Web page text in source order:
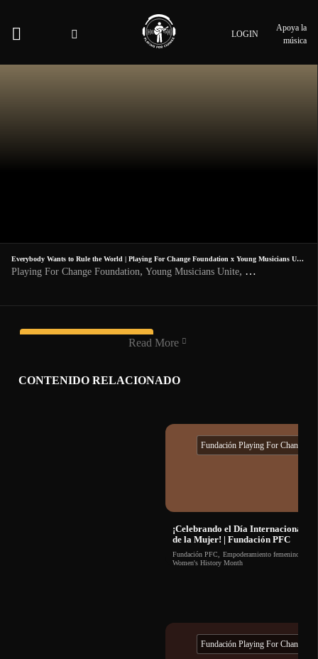
LOGIN
Apoya la
música
Everybody Wants to Rule the World | Playing For Change Foundation x Young Musicians Unite
Playing For Change Foundation, Young Musicians Unite, Tears For Fears
Become a Member
han unido para reinventar el icónico clásico de Tears for
Fears, "Everybody Wants to Rule the World."
demostrando cómo el acceso a la educación musical impulsa
“Everybody Wants to Rule the World”
Escrita por: Roland Orzabal, Ian Stanley, Chris Hughes
Arreglos por: Lucas Apostoleris, Jason Matthews, Cristian Acevedo,
Read More
CONTENIDO RELACIONADO
Fundación Playing For Change
¡Celebrando el Día Internacional
de la Mujer! | Fundación PFC
Fundación PFC, Empoderamiento femenino
Women's History Month
Fundación Playing For Change